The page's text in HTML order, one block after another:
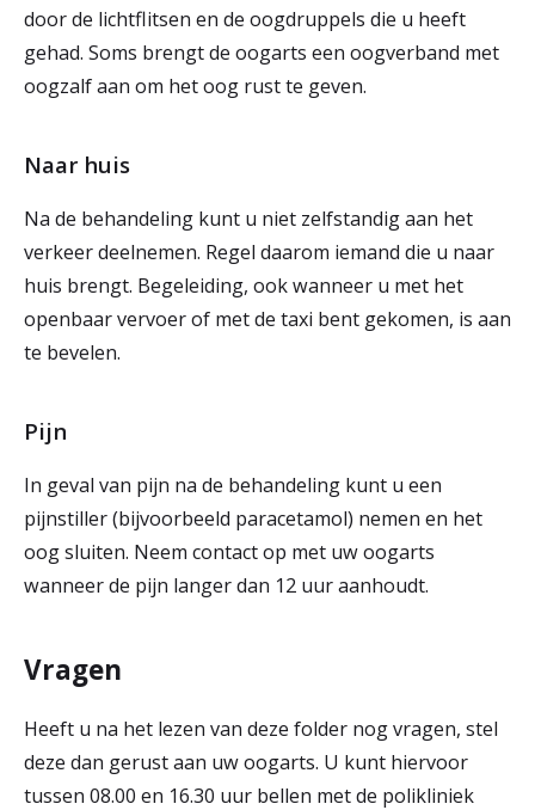
door de lichtflitsen en de oogdruppels die u heeft
gehad. Soms brengt de oogarts een oogverband met
oogzalf aan om het oog rust te geven.
Naar huis
Na de behandeling kunt u niet zelfstandig aan het
verkeer deelnemen. Regel daarom iemand die u naar
huis brengt. Begeleiding, ook wanneer u met het
openbaar vervoer of met de taxi bent gekomen, is aan
te bevelen.
Pijn
In geval van pijn na de behandeling kunt u een
pijnstiller (bijvoorbeeld paracetamol) nemen en het
oog sluiten. Neem contact op met uw oogarts
wanneer de pijn langer dan 12 uur aanhoudt.
Vragen
Heeft u na het lezen van deze folder nog vragen, stel
deze dan gerust aan uw oogarts. U kunt hiervoor
tussen 08.00 en 16.30 uur bellen met de polikliniek